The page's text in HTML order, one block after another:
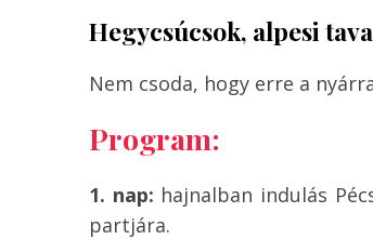
Hegycsúcsok, alpesi
Nem csoda, hogy erre a
Program:
1. nap: hajnalban indulás
partjára.